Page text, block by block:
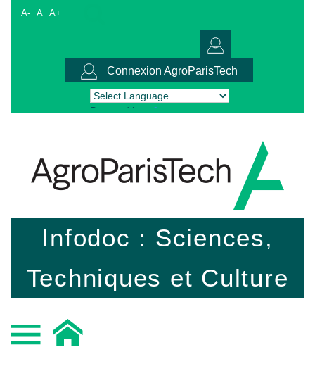
A- A A+
Connexion AgroParisTech
Powered by Translate
Infodoc : Sciences,
Techniques et Culture